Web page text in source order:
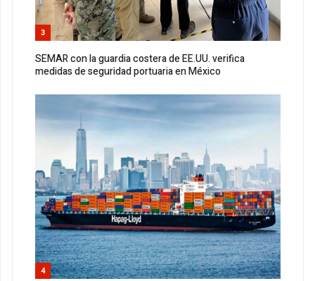
3
SEMAR con la guardia costera de EE.UU. verifica
medidas de seguridad portuaria en México
4